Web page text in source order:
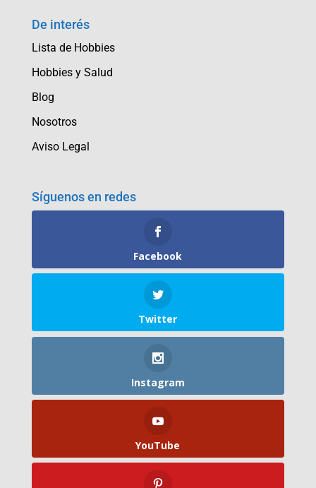
De interés
Lista de Hobbies
Hobbies y Salud
Blog
Nosotros
Aviso Legal
Síguenos en redes
Facebook
Twitter
Instagram
YouTube